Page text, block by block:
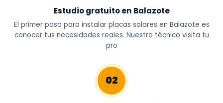
Estudio gratuito en Balazote
El primer paso para instalar placas solares en Balazote es
conocer tus necesidades reales. Nuestro técnico visita tu
pro
02